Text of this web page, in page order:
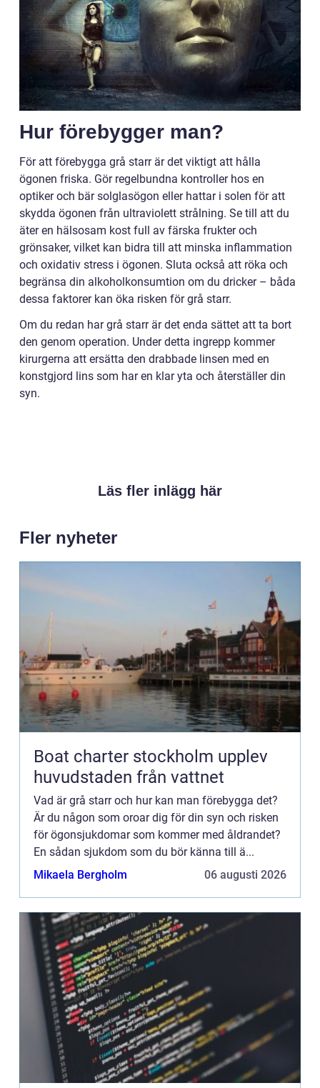
Hur förebygger man?
För att förebygga grå starr är det viktigt att hålla
ögonen friska. Gör regelbundna kontroller hos en
optiker och bär solglasögon eller hattar i solen för att
skydda ögonen från ultraviolett strålning. Se till att du
äter en hälsosam kost full av färska frukter och
grönsaker, vilket kan bidra till att minska inflammation
och oxidativ stress i ögonen. Sluta också att röka och
begränsa din alkoholkonsumtion om du dricker – båda
dessa faktorer kan öka risken för grå starr.
Om du redan har grå starr är det enda sättet att ta bort
den genom operation. Under detta ingrepp kommer
kirurgerna att ersätta den drabbade linsen med en
konstgjord lins som har en klar yta och återställer din
syn.
Läs fler inlägg här
Fler nyheter
Boat charter stockholm upplev
huvudstaden från vattnet
Vad är grå starr och hur kan man förebygga det?
Är du någon som oroar dig för din syn och risken
för ögonsjukdomar som kommer med åldrandet?
En sådan sjukdom som du bör känna till ä...
Mikaela Bergholm
06 augusti 2026